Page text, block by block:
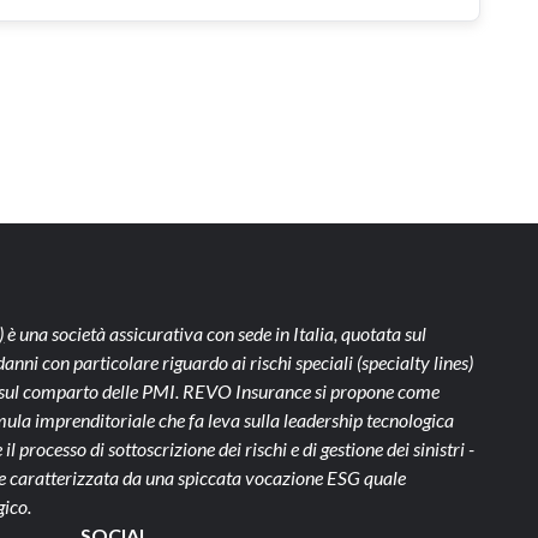
è una società assicurativa con sede in Italia, quotata sul
con particolare riguardo ai rischi speciali (specialty lines)
comparto delle PMI. REVO Insurance si propone come
imprenditoriale che fa leva sulla leadership tecnologica
processo di sottoscrizione dei rischi e di gestione dei sinistri -
caratterizzata da una spiccata vocazione ESG quale